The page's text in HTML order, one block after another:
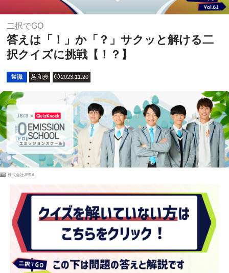
二択でGO
答えは「！」か「？」サクッと解ける二
択クイズに挑戦【！？】
常識 和歩 2023.11.20
PR 株式会社JERA